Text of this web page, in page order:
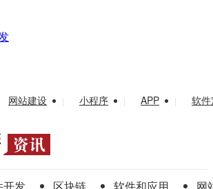
网站建设 | 小程序 | APP | 软